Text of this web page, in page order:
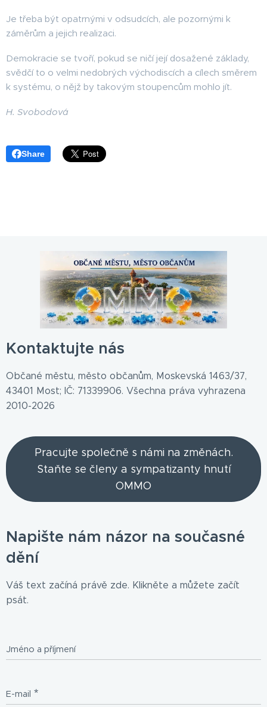
Je třeba být opatrnými v odsudcích, ale pozornými k
záměrům a jejich realizaci.
Demokracie se tvoří, pokud se ničí její dosažené základy,
svědčí to o velmi nedobrých východiscích a cílech směrem
k systému, o nějž by takovým stoupencům mohlo jít.
H. Svobodová
Share
Kontaktujte nás
Občané městu, město občanům, Moskevská 1463/37,
43401 Most; IČ: 71339906. Všechna práva vyhrazena
2010-2026
Pracujte společně s námi na změnách.
Staňte se členy a sympatizanty hnutí
OMMO
Napište nám názor na současné
dění
Váš text začíná právě zde. Klikněte a můžete začít
psát.
Jméno a příjmení
E-mail